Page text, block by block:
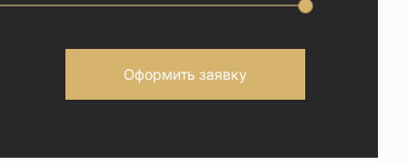
Оформить заявку